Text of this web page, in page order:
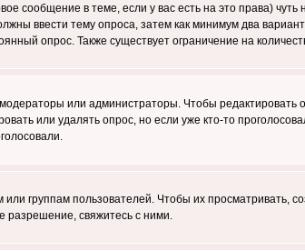
сообщение в теме, если у вас есть на это права)
ввести тему опроса, затем как минимум два
опрос. Также существует ограничение на
или администраторы. Чтобы
или удалять опрос, но если уже кто-то
группам пользователей. Чтобы их просматривать,
разрешение, свяжитесь с ними.